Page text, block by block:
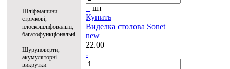
Шліфмашини
стрічкові,
плоскошліфовальні,
багатофункціональні
Шуруповерти,
акумуляторні
викрутки
+ шт
Купить
Виделка столова Sonet
new
22.00
-